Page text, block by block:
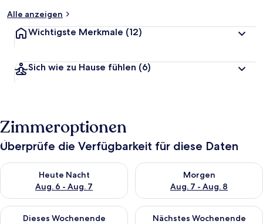
Alle anzeigen
Wichtigste Merkmale (12)
Sich wie zu Hause fühlen (6)
Zimmeroptionen
Überprüfe die Verfügbarkeit für diese Daten
Heute Nacht
Aug. 6 - Aug. 7
Überprüfe die Verfügbarkeit für heute Nacht, Aug. 6 - Aug. 7.
Morgen
Aug. 7 - Aug. 8
Überprüfe die Verfügbarkeit
Dieses Wochenende
Überprüfe die Verfügbarkeit für dieses Wochenende, Aug. 7
Nächstes Wochenende
Überprüfe die Verfügbarkeit